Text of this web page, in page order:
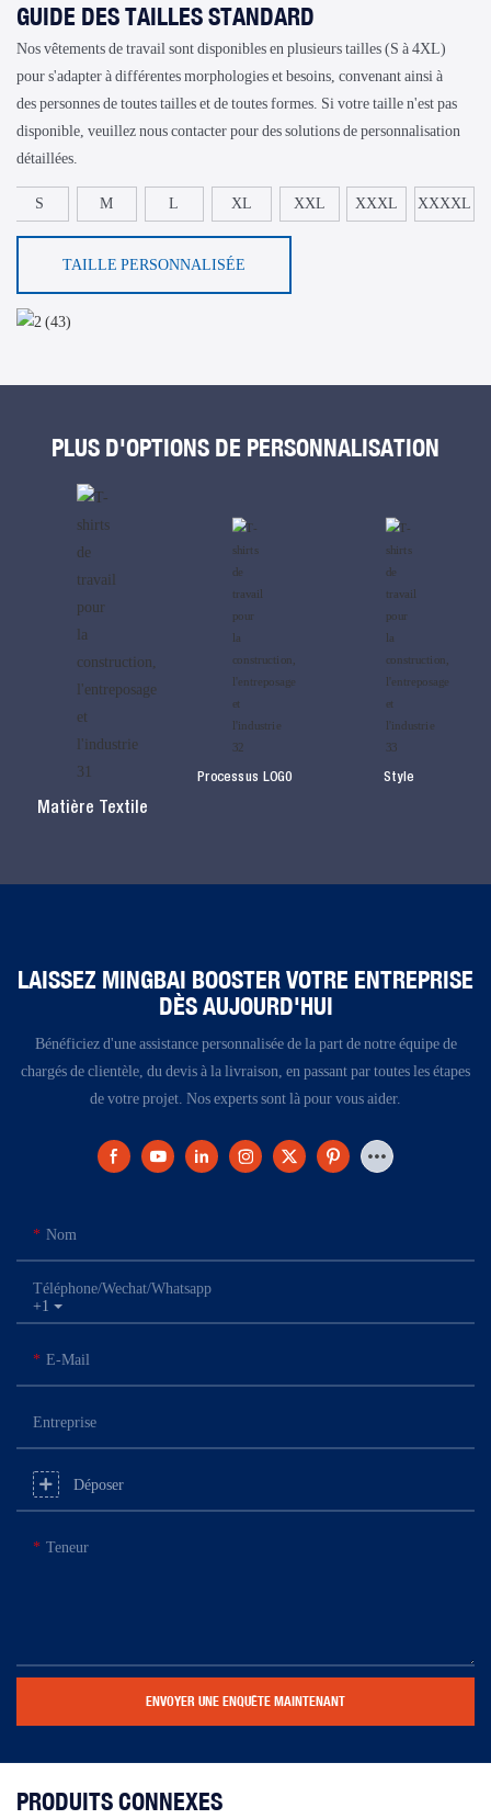
GUIDE DES TAILLES STANDARD
Nos vêtements de travail sont disponibles en plusieurs tailles (S à 4XL)
pour s'adapter à différentes morphologies et besoins, convenant ainsi à
des personnes de toutes tailles et de toutes formes. Si votre taille n'est pas
disponible, veuillez nous contacter pour des solutions de personnalisation
détaillées.
S M L XL XXL XXXL XXXXL
TAILLE PERSONNALISÉE
PLUS D'OPTIONS DE PERSONNALISATION
Matière Textile
Processus LOG0 Style
LAISSEZ MINGBAI BOOSTER VOTRE ENTREPRISE
DÈS AUJOURD'HUI
Bénéficiez d'une assistance personnalisée de la part de notre équipe de
chargés de clientèle, du devis à la livraison, en passant par toutes les étapes
de votre projet. Nos experts sont là pour vous aider.
Nom
+1
Téléphone/Wechat/Whatsapp
E-Mail
Entreprise
Déposer
Teneur
ENVOYER UNE ENQUÊTE MAINTENANT
PRODUITS CONNEXES